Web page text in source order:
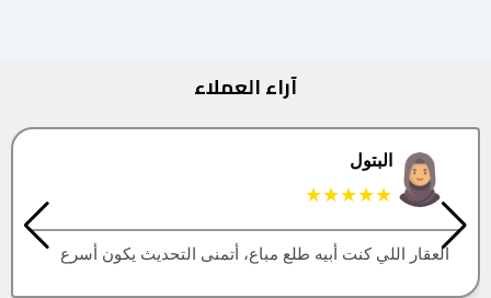
آراء العملاء
البتول
★★★★★
العقار اللي كنت أبيه طلع مباع، أتمنى التحديث يكون أسرع